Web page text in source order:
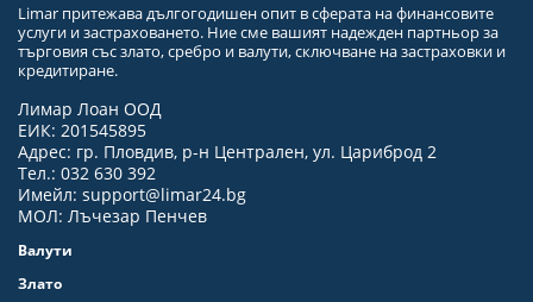
Limar притежава дългогодишен опит в сферата на финансовите
услуги и застраховането. Ние сме вашият надежден партньор за
търговия със злато, сребро и валути, сключване на застраховки и
кредитиране.
Лимар Лоан ООД
ЕИК: 201545895
Адрес: гр. Пловдив, р-н Централен, ул. Цариброд 2
Тел.: 032 630 392
Имейл: support@limar24.bg
МОЛ: Лъчезар Пенчев
Валути
Злато